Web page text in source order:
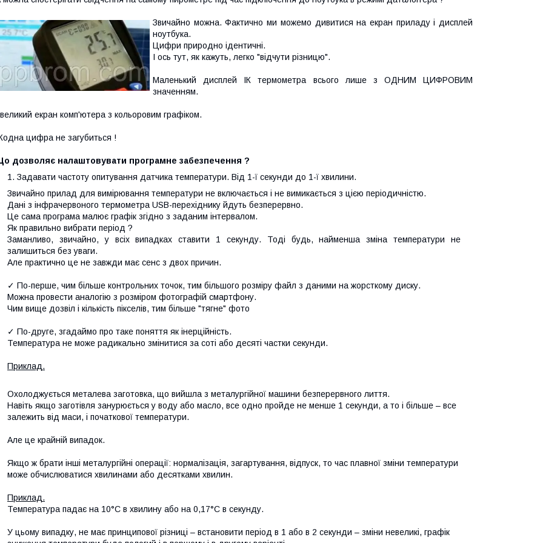
Звичайно можна. Фактично ми можемо дивитися на екран приладу і дисплей
ноутбука.
Цифри природно ідентичні.
І ось тут, як кажуть, легко "відчути різницю".
Маленький дисплей ІК термометра всього лише з ОДНИМ ЦИФРОВИМ
значенням.
великий екран комп'ютера з кольоровим графіком.
цифра не загубиться !
дозволяє налаштовувати програмне забезпечення ?
Задавати частоту опитування датчика температури. Від 1-ї секунди до 1-ї хвилини.
Звичайно прилад для вимірювання температури не включається і не вимикається з цією періодичністю.
Дані з інфрачервоного термометра USB-перехіднику йдуть безперервно.
Це сама програма малює графік згідно з заданим інтервалом.
Як правильно вибрати період ?
Заманливо, звичайно, у всіх випадках ставити 1 секунду. Тоді будь, найменша зміна температури не
залишиться без уваги.
Але практично це не завжди має сенс з двох причин.
✓ По-перше, чим більше контрольних точок, тим більшого розміру файл з даними на жорсткому диску.
Можна провести аналогію з розміром фотографій смартфону.
Чим вище дозвіл і кількість пікселів, тим більше "тягне" фото
✓ По-друге, згадаймо про таке поняття як інерційність.
Температура не може радикально змінитися за соті або десяті частки секунди.
Приклад.
Охолоджується металева заготовка, що вийшла з металургійної машини безперервного лиття.
Навіть якщо заготівля занурюється у воду або масло, все одно пройде не менше 1 секунди, а то і більше – все
залежить від маси, і початкової температури.
Але це крайній випадок.
Якщо ж брати інші металургійні операції: нормалізація, загартування, відпуск, то час плавної зміни температури
може обчислюватися хвилинами або десятками хвилин.
Приклад.
Температура падає на 10°С в хвилину або на 0,17°С в секунду.
У цьому випадку, не має принципової різниці – встановити період в 1 або в 2 секунди – зміни невеликі, графік